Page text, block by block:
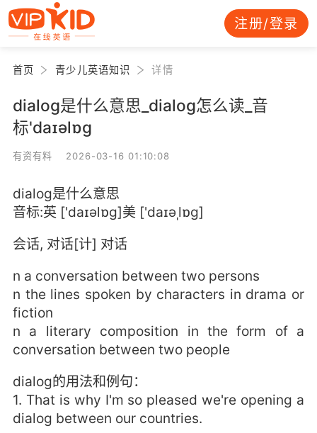
注册/登录
首页 青少儿英语知识 详情
dialog是什么意思_dialog怎么读_音
标'daɪəlɒg
有资有料 2026-03-16 01:10:08
dialog是什么意思
音标:英 ['daɪəlɒg]美 ['daɪəˌlɒg]
会话, 对话[计] 对话
n a conversation between two persons
n the lines spoken by characters in drama or
fiction
n a literary composition in the form of a
conversation between two people
dialog的用法和例句：
1. That is why I'm so pleased we're opening a
dialog between our countries.